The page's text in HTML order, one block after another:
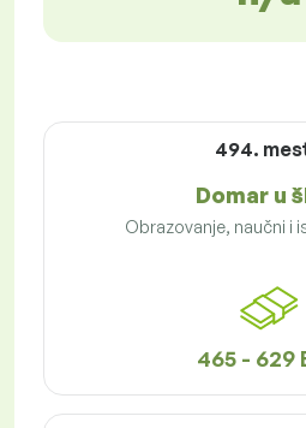
494.
Domar u
Obrazovanje, naučni i
465 - 629